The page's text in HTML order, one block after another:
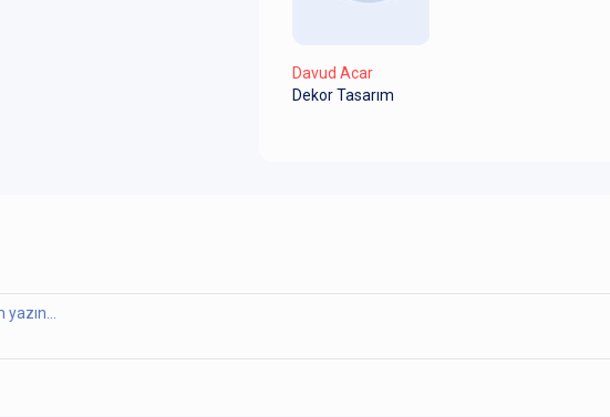
Davud Acar
Dekor Tasarım